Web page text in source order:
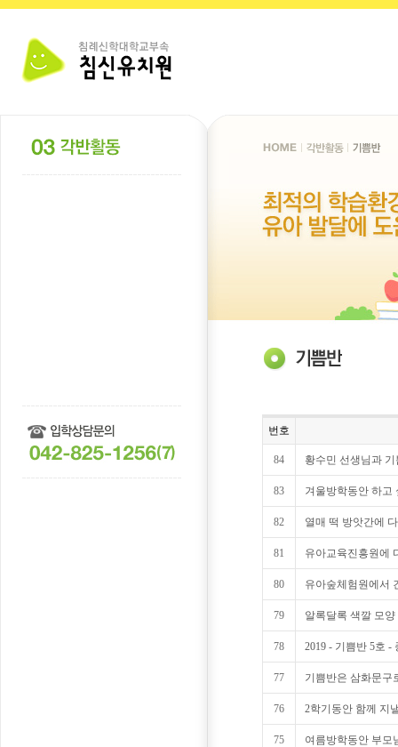
번호
84 황수민 선생님과
83 겨울방학동안 하고
82 열매 떡 방앗간에
81 유아교육진흥원에
80 유아숲체험원에서
79 알록달록 색깔 모
78 2019 - 기쁨반 5호 -
77 기쁨반은 삼화문구
76 2학기동안 함께 지
75 여름방학동안 부모